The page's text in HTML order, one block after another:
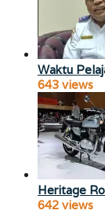
Waktu
643 views
Heritage
642 views